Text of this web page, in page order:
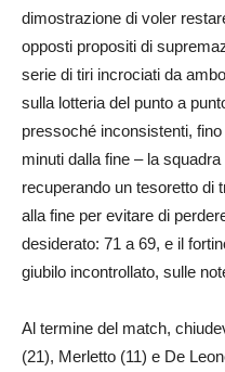
dimostrazione di voler
opposti propositi di
serie di tiri incrociati da
sulla lotteria del punto a
pressoché inconsistenti,
minuti dalla fine – la
recuperando un tesoretto di
alla fine per evitare di
desiderato: 71 a 69, e il
giubilo incontrollato, sulle
Al termine del match,
(21), Merletto (11) e De